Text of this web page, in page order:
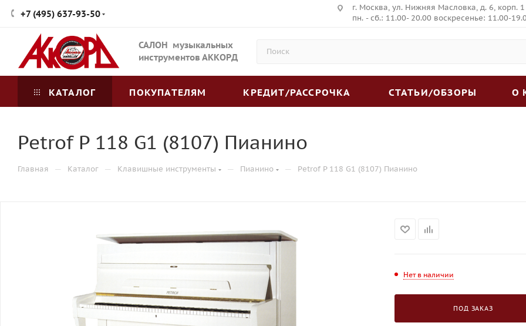
+7 (495) 637-93-50
г. Москва, ул. Нижняя Масловка, д. 6, корп. 1
пн. - сб.: 11.00- 20.00 воскресенье: 11.00-
САЛОН музыкальных
инструментов АККОРД
КАТАЛОГ ПОКУПАТЕЛЯМ КРЕДИТ/РАССРОЧКА СТАТЬИ/ОБЗОРЫ О
Petrof P 118 G1 (8107) Пианино
Главная — Каталог — Клавишные инструменты — Пианино — Petrof P 118 G1 (8107) Пианино
Нет в наличии
ПОД ЗАКАЗ